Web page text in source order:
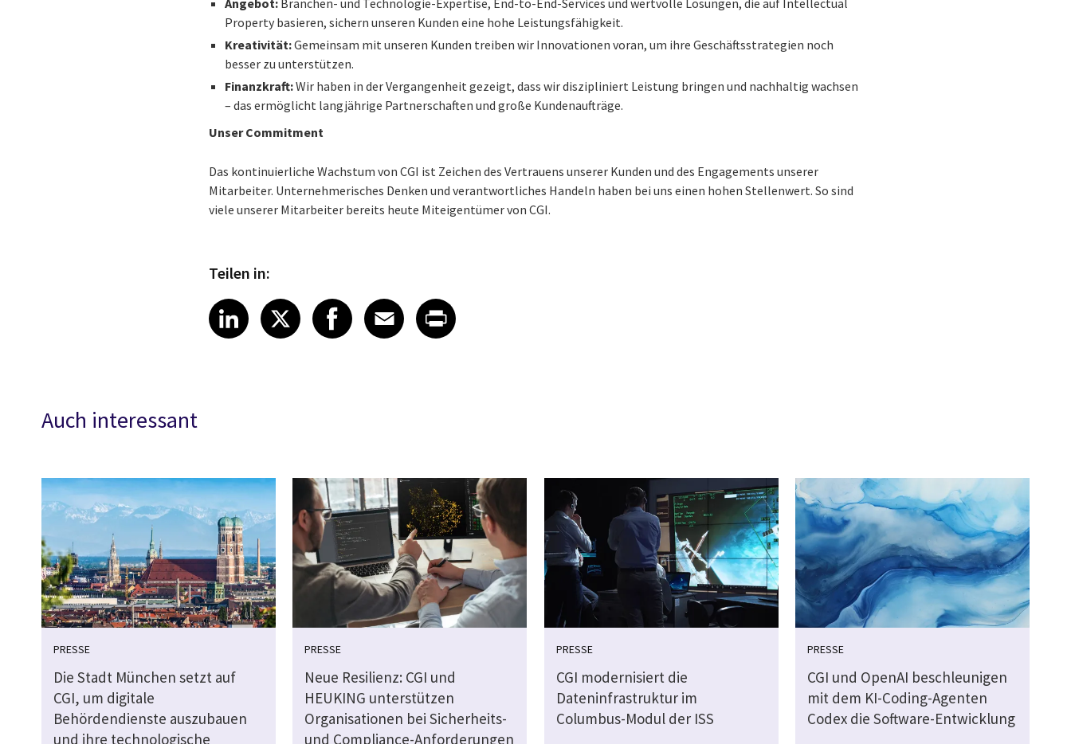
Angebot: Branchen- und Technologie-Expertise, End-to-End-Services und wertvolle Lösungen, die auf Intellectual
Property basieren, sichern unseren Kunden eine hohe Leistungsfähigkeit.
Kreativität:Gemeinsam mit unseren Kunden treiben wir Innovationen voran, um ihre Geschäftsstrategien noch
besser zu unterstützen.
Finanzkraft:Wir haben in der Vergangenheit gezeigt, dass wir diszipliniert Leistung bringen und nachhaltig wachsen
– das ermöglicht langjährige Partnerschaften und große Kundenaufträge.
Unser Commitment
Das kontinuierliche Wachstum von CGI ist Zeichen des Vertrauens unserer Kunden und des Engagements unserer
Mitarbeiter. Unternehmerisches Denken und verantwortliches Handeln haben bei uns einen hohen Stellenwert. So sind
viele unserer Mitarbeiter bereits heute Miteigentümer von CGI.
Teilen in:
Share article on LinkedIn
LinkedIn
Share article on X
XShare article on Facebook
Facebook
Share article on Email
Email
Share article on Print
Auch interessant
PRESSE
Die Stadt München setzt auf
CGI, um digitale
Behördendienste auszubauen
und ihre technologische
PRESSE
Neue Resilienz: CGI und
HEUKING unterstützen
Organisationen bei Sicherheits-
und Compliance-Anforderungen
PRESSE
CGI modernisiert die
Dateninfrastruktur im
Columbus-Modul der ISS
PRESSE
CGI und OpenAI beschleunigen
mit dem KI-Coding-Agenten
Codex die Software-Entwicklung